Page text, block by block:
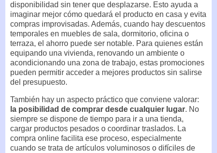
disponibilidad sin tener que desplazarse. Esto ayuda a
imaginar mejor cómo quedará el producto en casa y evita
compras improvisadas. Además, cuando hay descuentos
temporales en muebles de sala, dormitorio, oficina o
terraza, el ahorro puede ser notable. Para quienes están
equipando una vivienda, renovando un ambiente o
acondicionando una zona de trabajo, estas promociones
pueden permitir acceder a mejores productos sin salirse
del presupuesto.
También hay un aspecto práctico que conviene valorar:
la posibilidad de comprar desde cualquier lugar. No
siempre se dispone de tiempo para ir a una tienda,
cargar productos pesados o coordinar traslados. La
compra online facilita ese proceso, especialmente
cuando se trata de artículos voluminosos o difíciles de